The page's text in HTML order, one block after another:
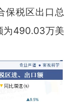
保税区出口总
为490.03万美